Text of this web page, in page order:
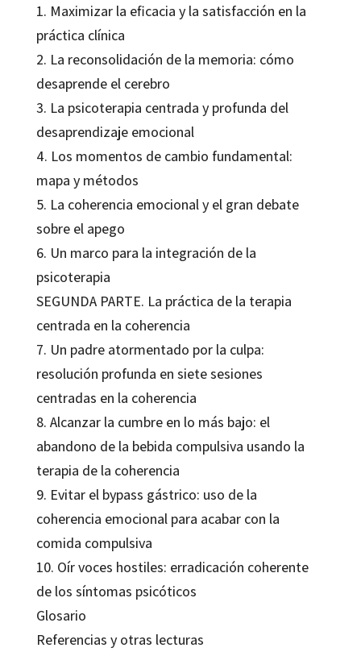
1. Maximizar la eficacia y la satisfacción en la
práctica clínica
2. La reconsolidación de la memoria: cómo
desaprende el cerebro
3. La psicoterapia centrada y profunda del
desaprendizaje emocional
4. Los momentos de cambio fundamental:
mapa y métodos
5. La coherencia emocional y el gran debate
sobre el apego
6. Un marco para la integración de la
psicoterapia
SEGUNDA PARTE. La práctica de la terapia
centrada en la coherencia
7. Un padre atormentado por la culpa:
resolución profunda en siete sesiones
centradas en la coherencia
8. Alcanzar la cumbre en lo más bajo: el
abandono de la bebida compulsiva usando la
terapia de la coherencia
9. Evitar el bypass gástrico: uso de la
coherencia emocional para acabar con la
comida compulsiva
10. Oír voces hostiles: erradicación coherente
de los síntomas psicóticos
Glosario
Referencias y otras lecturas